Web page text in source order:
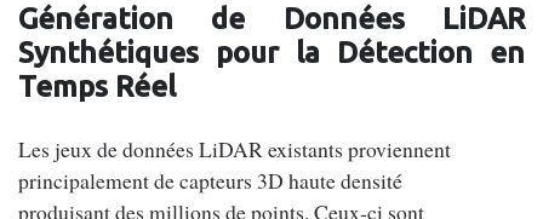
Génération de Données LiDAR
Synthétiques pour la Détection en
Temps Réel
Les jeux de données LiDAR existants proviennent
principalement de capteurs 3D haute densité
produisant des millions de points. Ceux-ci sont